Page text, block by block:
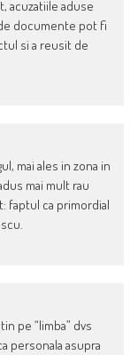
acuzatiile aduse
documente pot fi
si a reusit de
mai ales in zona in
mai mult rau
faptul ca primordial
pe “limba” dvs
personala asupra